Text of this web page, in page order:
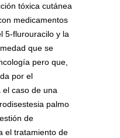
tóxica cutánea
medicamentos
5-flurouracilo y la
que se
pero que,
por el
el caso de una
palmo
de
el tratamiento de